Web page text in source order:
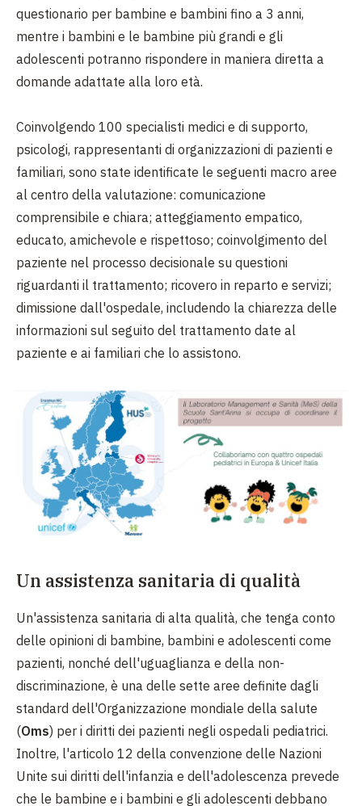
questionario per bambine e bambini fino a 3 anni,
mentre i bambini e le bambine più grandi e gli
adolescenti potranno rispondere in maniera diretta a
domande adattate alla loro età.
Coinvolgendo 100 specialisti medici e di supporto,
psicologi, rappresentanti di organizzazioni di pazienti e
familiari, sono state identificate le seguenti macro aree
al centro della valutazione: comunicazione
comprensibile e chiara; atteggiamento empatico,
educato, amichevole e rispettoso; coinvolgimento del
paziente nel processo decisionale su questioni
riguardanti il trattamento; ricovero in reparto e servizi;
dimissione dall'ospedale, includendo la chiarezza delle
informazioni sul seguito del trattamento date al
paziente e ai familiari che lo assistono.
Un assistenza sanitaria di qualità
Un'assistenza sanitaria di alta qualità, che tenga conto
delle opinioni di bambine, bambini e adolescenti come
pazienti, nonché dell'uguaglianza e della non-
discriminazione, è una delle sette aree definite dagli
standard dell'Organizzazione mondiale della salute
(Oms) per i diritti dei pazienti negli ospedali pediatrici.
Inoltre, l'articolo 12 della convenzione delle Nazioni
Unite sui diritti dell'infanzia e dell'adolescenza prevede
che le bambine e i bambini e gli adolescenti debbano